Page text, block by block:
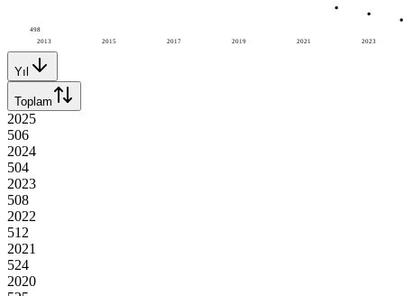
2013 2015 2017 2019 2021 2023
498
Yıl
Toplam
2025
506
2024
504
2023
508
2022
512
2021
524
2020